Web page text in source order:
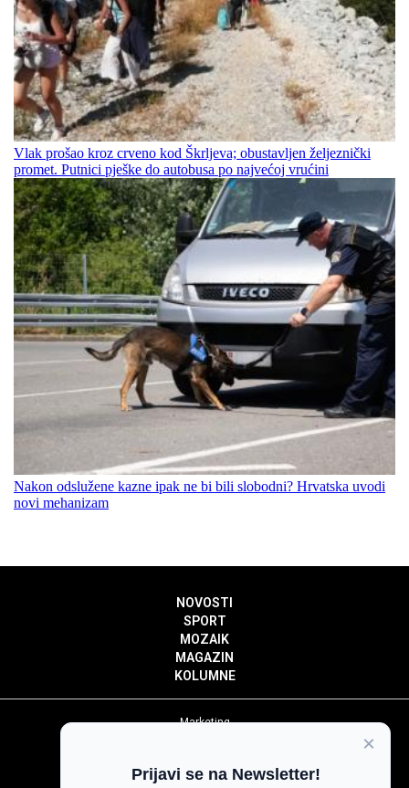
Vlak prošao kroz crveno kod Škrljeva; obustavljen željeznički
promet. Putnici pješke do autobusa po najvećoj vrućini
Nakon odslužene kazne ipak ne bi bili slobodni? Hrvatska uvodi
novi mehanizam
NOVOSTI
SPORT
MOZAIK
MAGAZIN
KOLUMNE
Marketing
Impressum
×
Prijavi se na Newsletter!